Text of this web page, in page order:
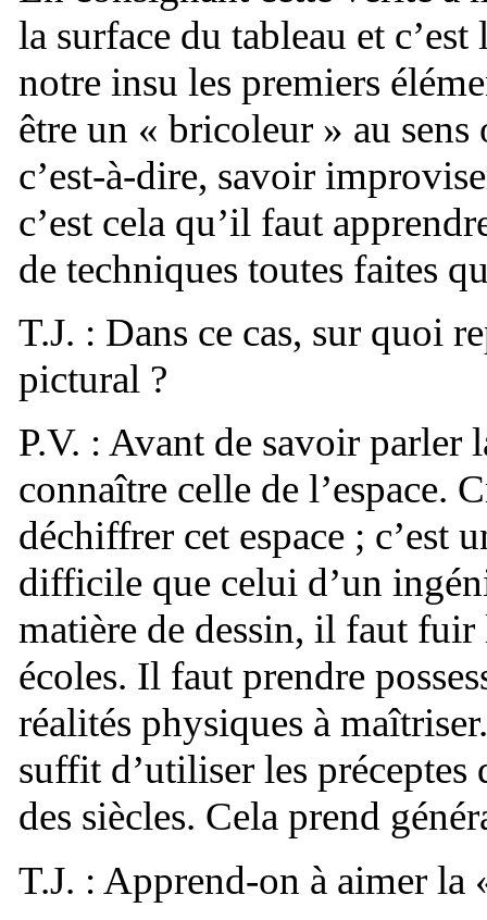
la surface du tableau et
notre insu les premiers
être un « bricoleur » au
c’est-à-dire, savoir
c’est cela qu’il faut
de techniques toutes faites
T.J. : Dans ce cas, sur quoi
pictural ?
P.V. : Avant de savoir parler
connaître celle de l’espace.
déchiffrer cet espace ; c’est
difficile que celui d’un
matière de dessin, il faut fuir
écoles. Il faut prendre
réalités physiques à
suffit d’utiliser les
des siècles. Cela prend
T.J. : Apprend-on à aimer la